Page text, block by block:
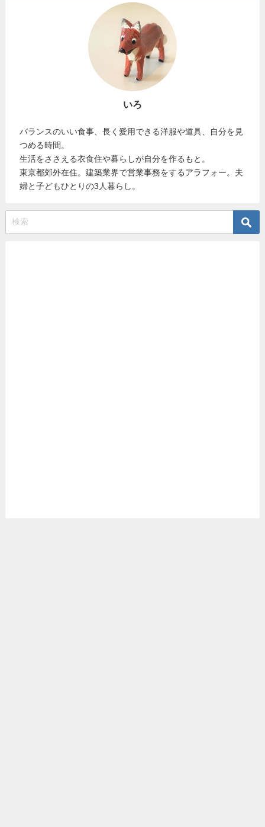
いろ
バランスのいい食事、長く愛用できる洋服や道具、自分を見
つめる時間。
生活をささえる衣食住や暮らしが自分を作るもと。
東京都郊外在住。建築業界で営業事務をするアラフォー。夫
婦と子どもひとりの3人暮らし。